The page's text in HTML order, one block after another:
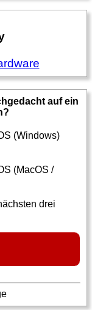
auf ein
(Windows)
(MacOS /
drei